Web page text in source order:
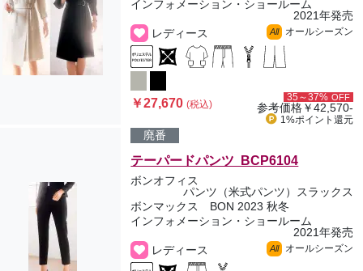
インフォメーション・ショールーム
2021年発売
レディース
All オールシーズン
￥27,670(税込)
35～37% OFF
参考価格￥42,570-
1%ポイント 還元
廃番
テーパードパンツ BCP6104
ボンオフィス
パンツ（米式パンツ）スラックス
ボンマックス BON 2023 秋冬
インフォメーション・ショールーム
2021年発売
レディース
All オールシーズン